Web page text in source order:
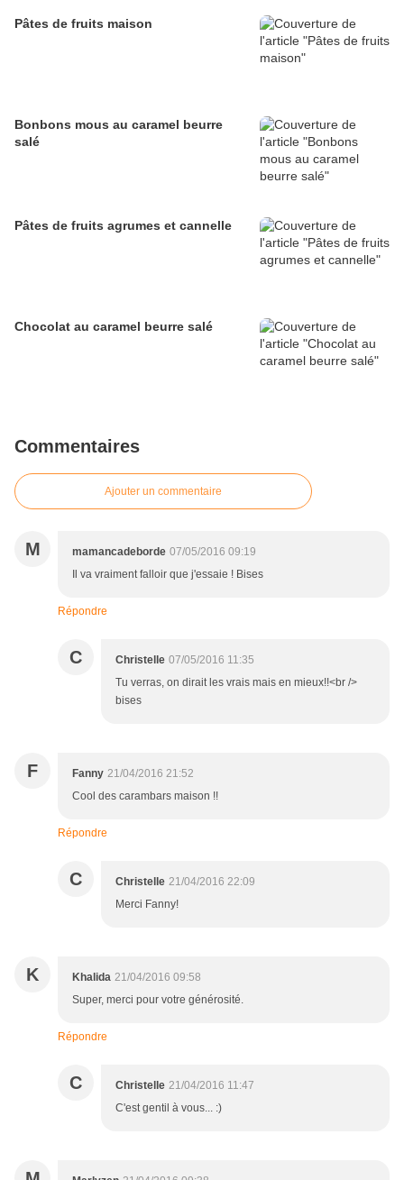
Pâtes de fruits maison
Bonbons mous au caramel beurre
salé
Pâtes de fruits agrumes et cannelle
Chocolat au caramel beurre salé
Commentaires
Ajouter un commentaire
M mamancadeborde 07/05/2016 09:19
Il va vraiment falloir que j'essaie ! Bises
Répondre
C Christelle 07/05/2016 11:35
Tu verras, on dirait les vrais mais en mieux!!<br />
bises
F Fanny 21/04/2016 21:52
Cool des carambars maison !!
Répondre
C Christelle 21/04/2016 22:09
Merci Fanny!
K Khalida 21/04/2016 09:58
Super, merci pour votre générosité.
Répondre
C Christelle 21/04/2016 11:47
C'est gentil à vous... :)